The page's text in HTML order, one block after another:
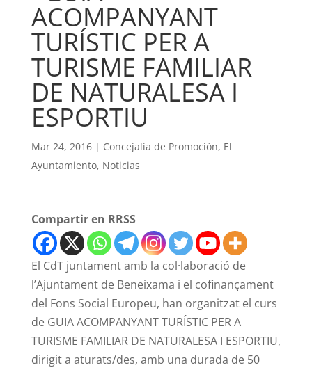
ACOMPANYANT
TURÍSTIC PER A
TURISME FAMILIAR
DE NATURALESA I
ESPORTIU
Mar 24, 2016| Concejalia de Promoción, El
Ayuntamiento, Noticias
Compartir en RRSS
El CdT juntament amb la col·laboració de
l’Ajuntament de Beneixama i el cofinançament
del Fons Social Europeu, han organitzat el curs
de GUIA ACOMPANYANT TURÍSTIC PER A
TURISME FAMILIAR DE NATURALESA I ESPORTIU,
dirigit a aturats/des, amb una durada de 50